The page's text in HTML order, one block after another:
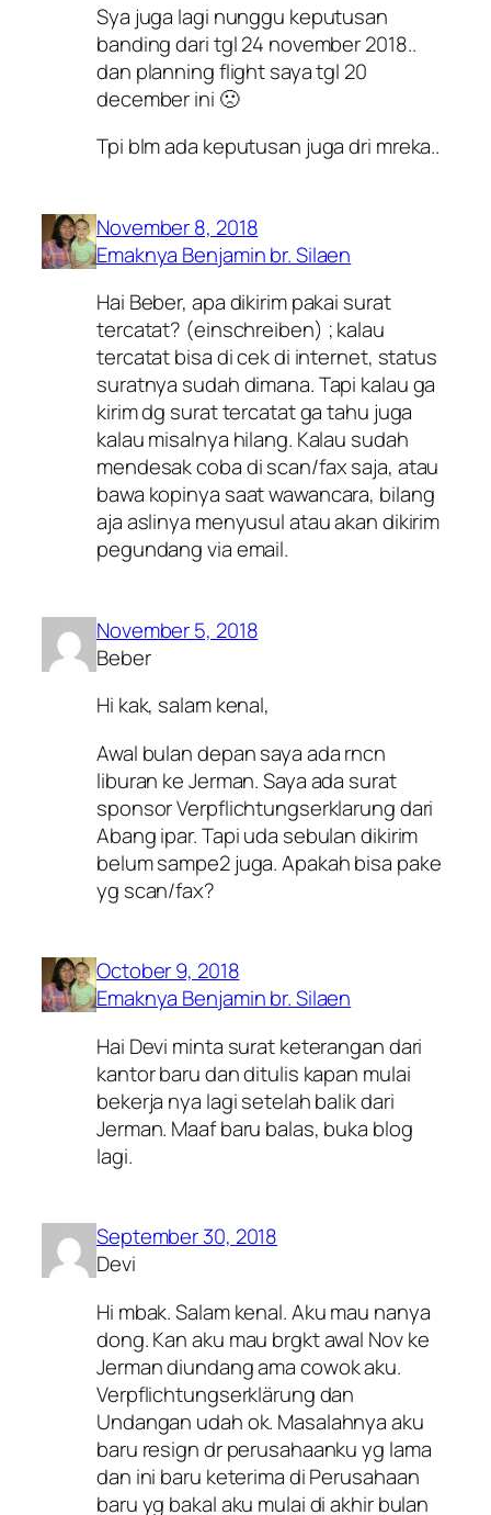
Sya juga lagi nunggu keputusan
banding dari tgl 24 november 2018..
dan planning flight saya tgl 20
december ini 🙁
Tpi blm ada keputusan juga dri mreka..
November 8, 2018
Emaknya Benjamin br. Silaen
Hai Beber, apa dikirim pakai surat
tercatat? (einschreiben) ; kalau
tercatat bisa di cek di internet, status
suratnya sudah dimana. Tapi kalau ga
kirim dg surat tercatat ga tahu juga
kalau misalnya hilang. Kalau sudah
mendesak coba di scan/fax saja, atau
bawa kopinya saat wawancara, bilang
aja aslinya menyusul atau akan dikirim
pegundang via email.
November 5, 2018
Beber
Hi kak, salam kenal,
Awal bulan depan saya ada rncn
liburan ke Jerman. Saya ada surat
sponsor Verpflichtungserklarung dari
Abang ipar. Tapi uda sebulan dikirim
belum sampe2 juga. Apakah bisa pake
yg scan/fax?
October 9, 2018
Emaknya Benjamin br. Silaen
Hai Devi minta surat keterangan dari
kantor baru dan ditulis kapan mulai
bekerja nya lagi setelah balik dari
Jerman. Maaf baru balas, buka blog
lagi.
September 30, 2018
Devi
Hi mbak. Salam kenal. Aku mau nanya
dong. Kan aku mau brgkt awal Nov ke
Jerman diundang ama cowok aku.
Verpflichtungserklärung dan
Undangan udah ok. Masalahnya aku
baru resign dr perusahaanku yg lama
dan ini baru keterima di Perusahaan
baru yg bakal aku mulai di akhir bulan